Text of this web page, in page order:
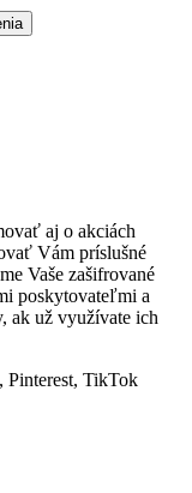
aj o akciách
Vám príslušné
Vaše zašifrované
poskytovateľmi a
ak už využívate ich
TikTok